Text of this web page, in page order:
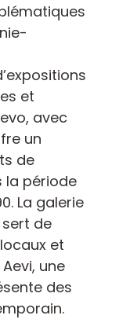
et
avec
un
de
la période
La galerie
sert de
et
une
des